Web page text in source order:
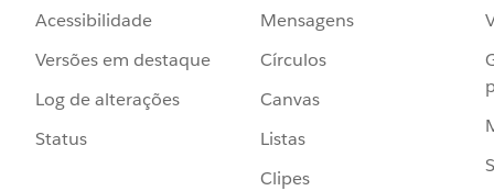
Acessibilidade
Versões em destaque
Log de alterações
Status
Mensagens
Círculos
Canvas
Listas
Clipes